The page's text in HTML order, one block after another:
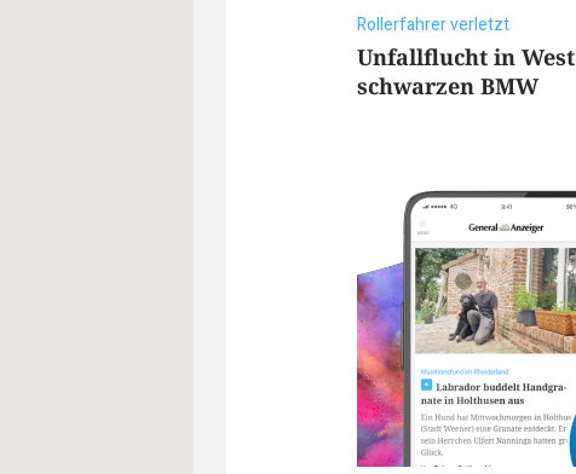
Rollerfahrer verletzt
Unfallflucht in
schwarzen BMW